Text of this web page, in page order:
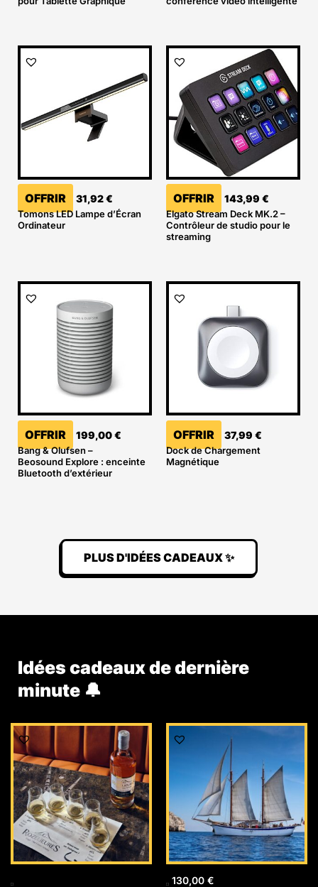
OFFRIR 31,92€
Tomons LED Lampe d’Écran
Ordinateur
OFFRIR 143,99 €
Elgato Stream Deck MK.2 –
Contrôleur de studio pour le
streaming
OFFRIR 199,00€
Bang & Olufsen –
Beosound Explore : enceinte
Bluetooth d’extérieur
OFFRIR 37,99 €
Dock de Chargement
Magnétique
PLUS D'IDÉES CADEAUX ✨
Idées cadeaux de dernière
minute 🔔
130,00 €